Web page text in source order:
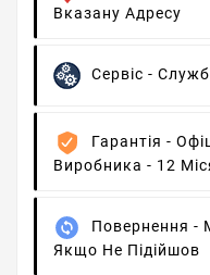
Вказану Адресу
Сервіс -
Гарантія -
Виробника - 12
Повернення -
Якщо Не Підійшов